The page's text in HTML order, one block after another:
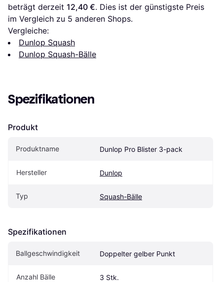
beträgt derzeit 12,40 €. Dies ist der günstigste Preis
im Vergleich zu 5 anderen Shops.
Vergleiche:
Dunlop Squash
Dunlop Squash-Bälle
Spezifikationen
Produkt
Produktname Dunlop Pro Blister 3-pack
Hersteller Dunlop
Typ Squash-Bälle
Spezifikationen
Ballgeschwindigkeit Doppelter gelber Punkt
Anzahl Bälle 3 Stk.